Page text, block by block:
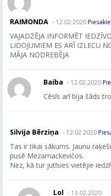
RAIMONDA - 12.02.2020
VAJADZĒJA INFORMĒT
LIDOJUMIEM ES ARĪ IZLECU
MĀJA NODREBĒJA
Baiba - 12.02.2020
Cēsīs arī bija šāds
Silvija Bērziņa - 12.02.2020
Tas ir tikai sākums. Jaunu
pusē Mezamackevičos.
Nez, kā tur jutīsies vietējie
Lol - 13.02.2020